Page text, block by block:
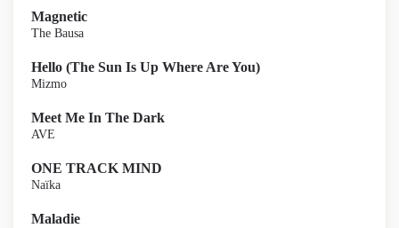
Magnetic
The Bausa
Hello (The Sun Is Up Where Are You)
Mizmo
Meet Me In The Dark
AVE
ONE TRACK MIND
Naïka
Maladie